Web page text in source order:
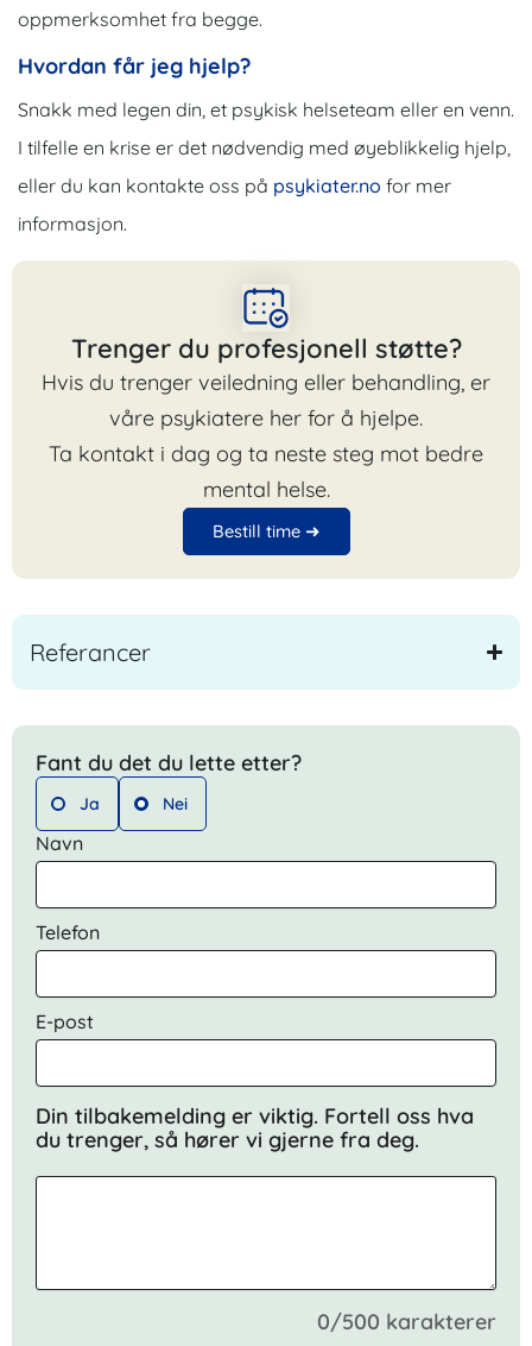
oppmerksomhet fra begge.
Hvordan får jeg hjelp?
Snakk med legen din, et psykisk helseteam eller en venn.
I tilfelle en krise er det nødvendig med øyeblikkelig hjelp,
eller du kan kontakte oss på psykiater.no for mer
informasjon.
Trenger du profesjonell støtte?
Hvis du trenger veiledning eller behandling, er
våre psykiatere her for å hjelpe.
Ta kontakt i dag og ta neste steg mot bedre
mental helse.
Bestill time ➜
Referancer
Fant du det du lette etter?
Ja Nei
Navn
Telefon
E-post
Din tilbakemelding er viktig. Fortell oss hva
du trenger, så hører vi gjerne fra deg.
0/500 karakterer